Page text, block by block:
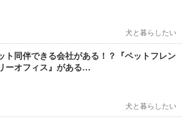
犬と暮らしたい
ト同伴できる会社がある！？『ペットフレン
ーオフィス』がある…
犬と暮らしたい